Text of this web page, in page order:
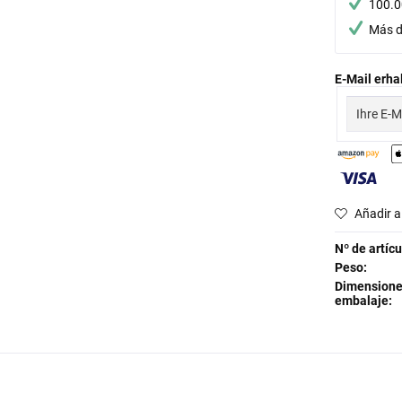
Más
E-Mail
Añadir
Nº de
Peso:
embalaje: